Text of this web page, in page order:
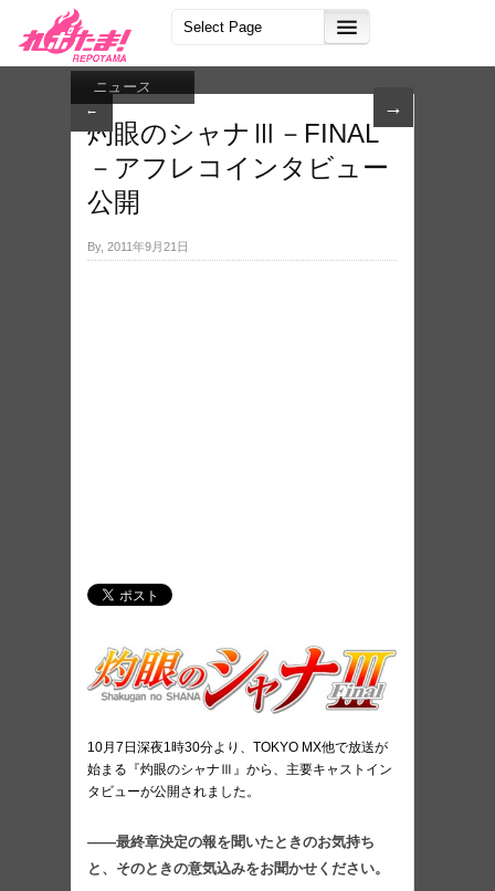
← →
ニュース
灼眼のシャナⅢ－FINAL
－アフレコインタビュー
公開
By, 2011年9月21日
10月7日深夜1時30分より、TOKYO MX他で放送が
始まる『灼眼のシャナⅢ』から、主要キャストイン
タビューが公開されました。
――最終章決定の報を聞いたときのお気持ち
と、そのときの意気込みをお聞かせください。